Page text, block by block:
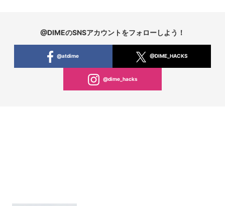
@DIMEのSNSアカウントをフォローしよう！
@atdime @DIME_HACKS
@dime_hacks